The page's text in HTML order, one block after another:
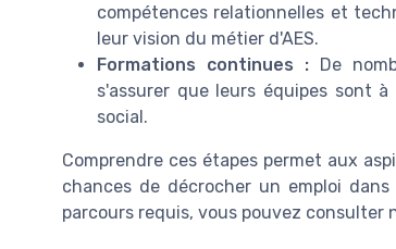
compétences relationnelles et
leur vision du métier d'AES.
Formations continues : De
s'assurer que leurs équipes sont
social.
Comprendre ces étapes permet aux
chances de décrocher un emploi
parcours requis, vous pouvez consulter